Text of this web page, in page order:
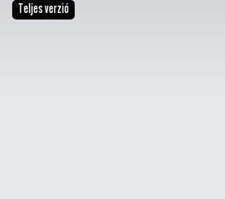
Teljes verzió